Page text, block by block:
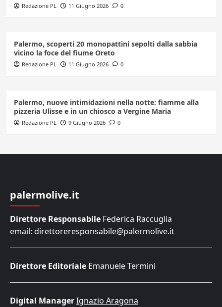
Redazione PL 11 Giugno 2026 0
Palermo, scoperti 20 monopattini sepolti dalla sabbia
vicino la foce del fiume Oreto
Redazione PL 11 Giugno 2026 0
Palermo, nuove intimidazioni nella notte: fiamme alla
pizzeria Ulisse e in un chiosco a Vergine Maria
Redazione PL 9 Giugno 2026 0
palermolive.it
Direttore Responsabile Federica Raccuglia
email: direttoreresponsabile@palermolive.it
Direttore Editoriale Emanuele Termini
Digital ManagerIgnazio Aragona